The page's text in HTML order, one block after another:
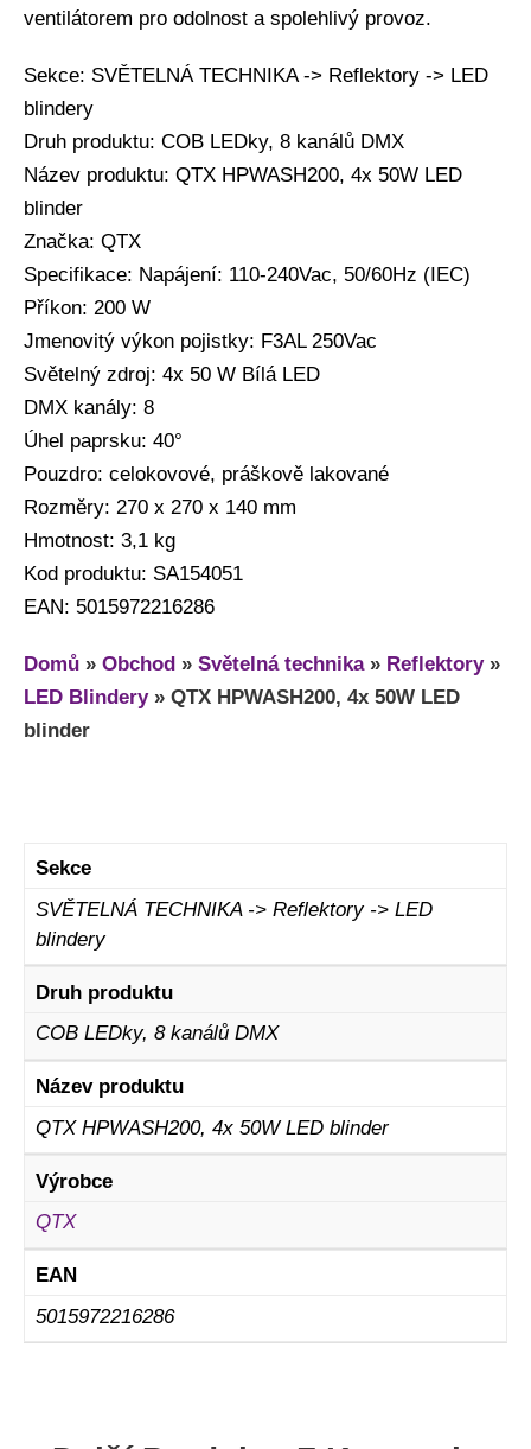
ventilátorem pro odolnost a spolehlivý provoz.
Sekce: SVĚTELNÁ TECHNIKA -> Reflektory -> LED
blindery
Druh produktu: COB LEDky, 8 kanálů DMX
Název produktu: QTX HPWASH200, 4x 50W LED
blinder
Značka: QTX
Specifikace: Napájení: 110-240Vac, 50/60Hz (IEC)
Příkon: 200 W
Jmenovitý výkon pojistky: F3AL 250Vac
Světelný zdroj: 4x 50 W Bílá LED
DMX kanály: 8
Úhel paprsku: 40°
Pouzdro: celokovové, práškově lakované
Rozměry: 270 x 270 x 140 mm
Hmotnost: 3,1 kg
Kod produktu: SA154051
EAN: 5015972216286
Domů » Obchod » Světelná technika» Reflektory»
LED Blindery» QTX HPWASH200, 4x 50W LED
blinder
Sekce
SVĚTELNÁ TECHNIKA -> Reflektory -> LED
blindery
Druh produktu
COB LEDky, 8 kanálů DMX
Název produktu
QTX HPWASH200, 4x 50W LED blinder
Výrobce
QTX
EAN
5015972216286